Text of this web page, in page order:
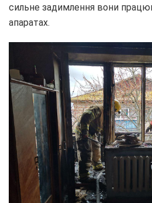
сильне задимлення вони
апаратах.